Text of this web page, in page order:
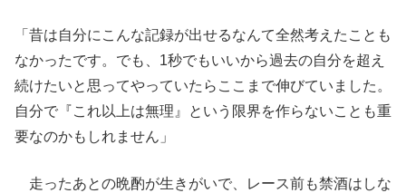
「昔は自分にこんな記録が出せるなんて全然考えたことも
なかったです。でも、1秒でもいいから過去の自分を超え
続けたいと思ってやっていたらここまで伸びていました。
自分で『これ以上は無理』という限界を作らないことも重
要なのかもしれません」
走ったあとの晩酌が生きがいで、レース前も禁酒はしな